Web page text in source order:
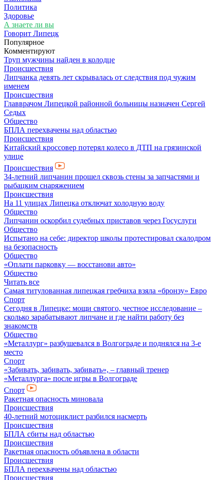
Политика
Здоровье
А знаете ли вы
Говорит Липецк
Популярное
Комментируют
Труп мужчины найден в колодце
Происшествия
Липчанка девять лет скрывалась от следствия под чужим
именем
Происшествия
Главврачом Липецкой районной больницы назначен Сергей
Седых
Общество
БПЛА перехвачены над областью
Происшествия
Китайский кроссовер потерял колесо в ДТП на грязинской
улице
Происшествия
34-летний липчанин прошел сквозь стены за запчастями и
рыбацким снаряжением
Происшествия
На 11 улицах Липецка отключат холодную воду
Общество
Липчанин оскорбил судебных приставов через Госуслуги
Общество
Испытано на себе: директор школы протестировал скалодром
на безопасность
Общество
«Оплати парковку — восстанови авто»
Общество
Читать все
Самая титулованная липецкая гребчиха взяла «бронзу» Евро
Спорт
Сегодня в Липецке: мощи святого, честное исследование –
сколько зарабатывают липчане и где найти работу без
знакомств
Общество
«Металлург» разбушевался в Волгограде и поднялся на 3-е
место
Спорт
«Забивать, забивать, забивать», – главный тренер
«Металлурга» после игры в Волгограде
Спорт
Ракетная опасность миновала
Происшествия
40-летний мотоциклист разбился насмерть
Происшествия
БПЛА сбиты над областью
Происшествия
Ракетная опасность объявлена в области
Происшествия
БПЛА перехвачены над областью
Происшествия